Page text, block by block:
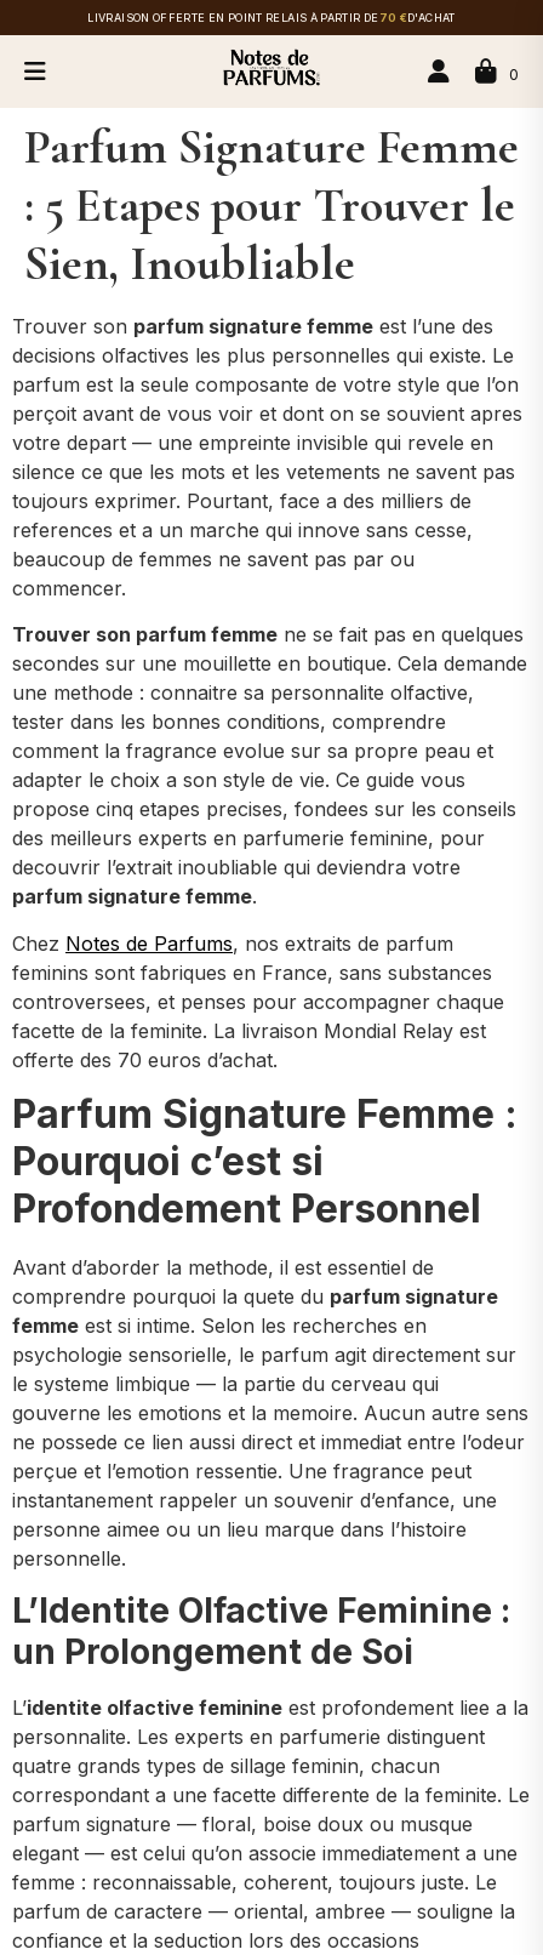
LIVRAISON OFFERTE EN POINT RELAIS À PARTIR DE 70 €D'ACHAT
0
Parfum Signature Femme
: 5 Etapes pour Trouver le
Sien, Inoubliable
Trouver son parfum signature femme est l’une des
decisions olfactives les plus personnelles qui existe. Le
parfum est la seule composante de votre style que l’on
perçoit avant de vous voir et dont on se souvient apres
votre depart — une empreinte invisible qui revele en
silence ce que les mots et les vetements ne savent pas
toujours exprimer. Pourtant, face a des milliers de
references et a un marche qui innove sans cesse,
beaucoup de femmes ne savent pas par ou
commencer.
Trouver son parfum femme ne se fait pas en quelques
secondes sur une mouillette en boutique. Cela demande
une methode : connaitre sa personnalite olfactive,
tester dans les bonnes conditions, comprendre
comment la fragrance evolue sur sa propre peau et
adapter le choix a son style de vie. Ce guide vous
propose cinq etapes precises, fondees sur les conseils
des meilleurs experts en parfumerie feminine, pour
decouvrir l’extrait inoubliable qui deviendra votre
parfum signature femme.
Chez Notes de Parfums, nos extraits de parfum
feminins sont fabriques en France, sans substances
controversees, et penses pour accompagner chaque
facette de la feminite. La livraison Mondial Relay est
offerte des 70 euros d’achat.
Parfum Signature Femme :
Pourquoi c’est si
Profondement Personnel
Avant d’aborder la methode, il est essentiel de
comprendre pourquoi la quete du parfum signature
femme est si intime. Selon les recherches en
psychologie sensorielle, le parfum agit directement sur
le systeme limbique — la partie du cerveau qui
gouverne les emotions et la memoire. Aucun autre sens
ne possede ce lien aussi direct et immediat entre l’odeur
perçue et l’emotion ressentie. Une fragrance peut
instantanement rappeler un souvenir d’enfance, une
personne aimee ou un lieu marque dans l’histoire
personnelle.
L’Identite Olfactive Feminine :
un Prolongement de Soi
L’identite olfactive feminine est profondement liee a la
personnalite. Les experts en parfumerie distinguent
quatre grands types de sillage feminin, chacun
correspondant a une facette differente de la feminite. Le
parfum signature — floral, boise doux ou musque
elegant — est celui qu’on associe immediatement a une
femme : reconnaissable, coherent, toujours juste. Le
parfum de caractere — oriental, ambree — souligne la
confiance et la seduction lors des occasions